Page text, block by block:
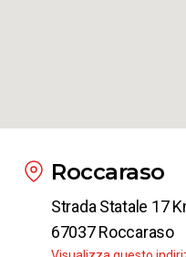
Roccaraso
Strada Statale 17
67037 Roccaraso